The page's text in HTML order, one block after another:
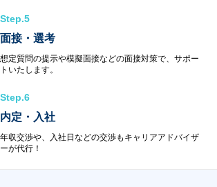
Step.5
面接・選考
想定質問の提示や模擬面接などの面接対策で、サポー
トいたします。
Step.6
内定・入社
年収交渉や、入社日などの交渉もキャリアアドバイザ
ーが代行！